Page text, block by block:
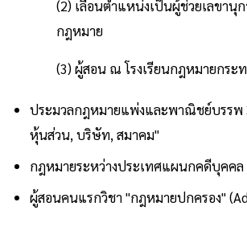
(2) เลื่อนตำแหน่งเป็นผู้ช่วยเลขานุก
กฎหมาย
(3) ผู้สอน ณ โรงเรียนกฎหมายกระ
ประมวลกฎหมายแพ่งและพาณิชย์บรรพ
หุ้นส่วน, บริษัท, สมาคม"
กฎหมายระหว่างประเทศแผนกคดีบุคคล
ผู้สอนคนแรกวิชา "กฎหมายปกครอง"